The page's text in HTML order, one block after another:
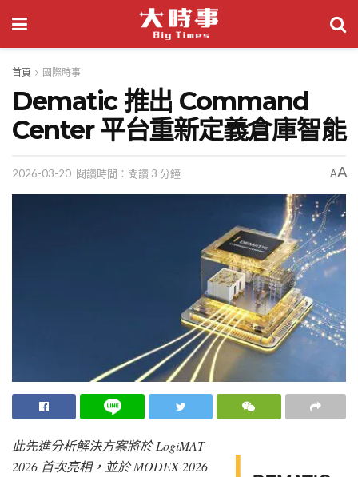
首頁 國際時事
Dematic 推出 Command
Center 平台重新定義倉庫智能
2026-03-20 閱讀時間：閱讀 3 分鐘 AA
此先進分析解決方案將於 LogiMAT
2026 首次亮相，並於 MODEX 2026